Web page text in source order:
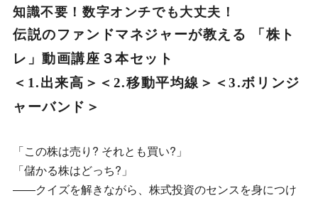
知識不要！数字オンチでも大丈夫！
伝説のファンドマネジャーが教える 「株ト
レ」動画講座３本セット
＜1.出来高＞＜2.移動平均線＞＜3.ボリンジ
ャーバンド＞
「この株は売り? それとも買い?」
「儲かる株はどっち?」
――クイズを解きながら、株式投資のセンスを身につけ